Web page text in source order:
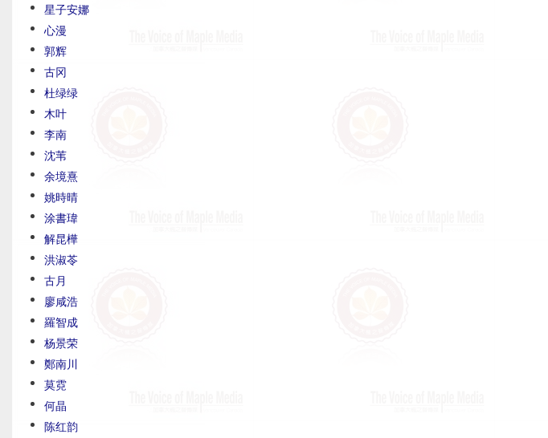
星子安娜
心漫
郭辉
古冈
杜绿绿
木叶
李南
沈苇
余境熹
姚時晴
涂書瑋
解昆樺
洪淑苓
古月
廖咸浩
羅智成
杨景荣
鄭南川
莫霓
何晶
陈红韵